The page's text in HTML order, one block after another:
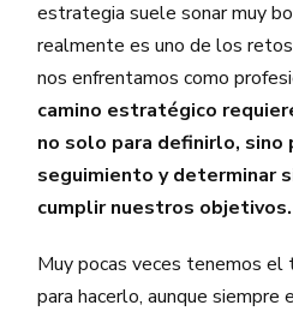
estrategia suele sonar muy
realmente es uno de los
nos enfrentamos como
camino estratégico
no solo para definirlo, sino
seguimiento y determinar
cumplir nuestros objetivos.
Muy pocas veces tenemos el
para hacerlo, aunque